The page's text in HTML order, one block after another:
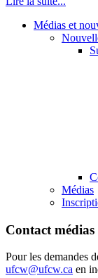
Médias et
Médias
Contact médias
Pour les demandes
ufcw@ufcw.ca en